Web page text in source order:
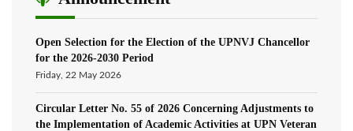
Open Selection for the Election of the UPNVJ Chancellor
for the 2026-2030 Period
Friday, 22 May 2026
Circular Letter No. 55 of 2026 Concerning Adjustments to
the Implementation of Academic Activities at UPN Veteran